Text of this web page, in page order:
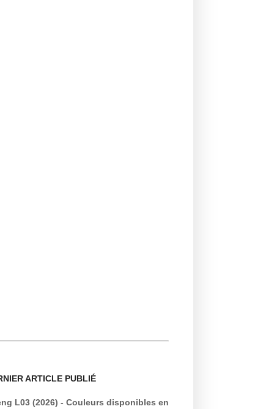
ARTICLE PUBLIÉ
L03 (2026) - Couleurs disponibles en